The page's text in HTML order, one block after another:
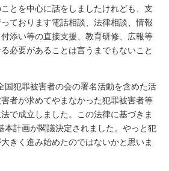
とを中心に話をしましたけれども、支
ております電話相談、法律相談、情報
添い等の直接支援、教育研修、広報等
必要があることは言うまでもないこと
犯罪被害者の会の署名活動を含めた活
者が求めてやまなかった犯罪被害者等
で成立しました。この法律に基づきま
本計画が閣議決定されました。やっと犯
きく進み始めたのではないかと思いま